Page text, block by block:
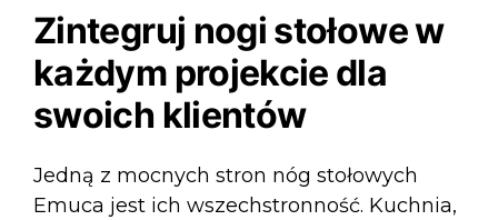
Zintegruj nogi stołowe w
każdym projekcie dla
swoich klientów
Jedną z mocnych stron nóg stołowych
Emuca jest ich wszechstronność. Kuchnia,